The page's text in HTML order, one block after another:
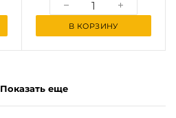
В КОРЗИНУ
Показать еще